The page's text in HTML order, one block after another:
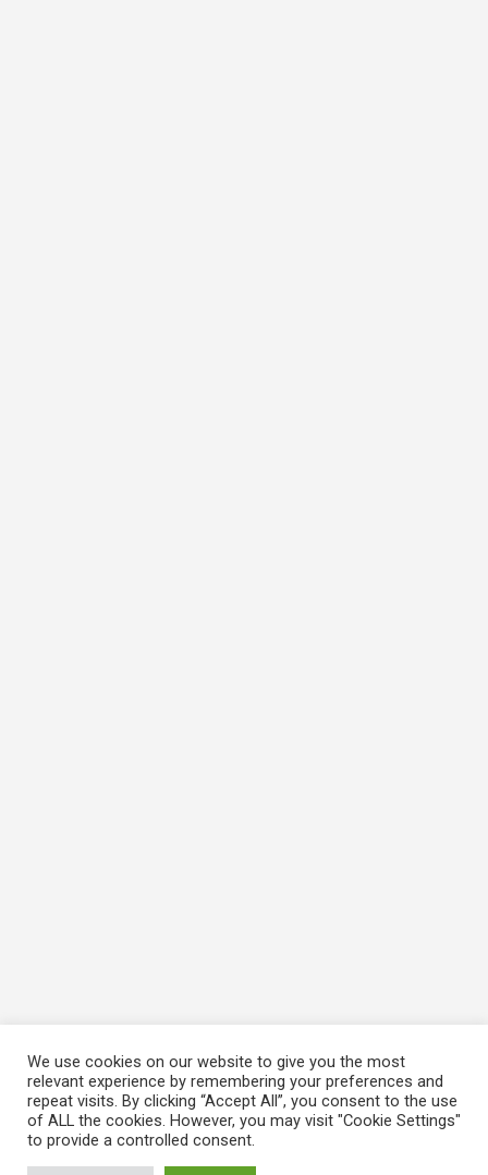
We use cookies on our website to give you the most
relevant experience by remembering your preferences and
repeat visits. By clicking “Accept All”, you consent to the use
of ALL the cookies. However, you may visit "Cookie Settings"
to provide a controlled consent.